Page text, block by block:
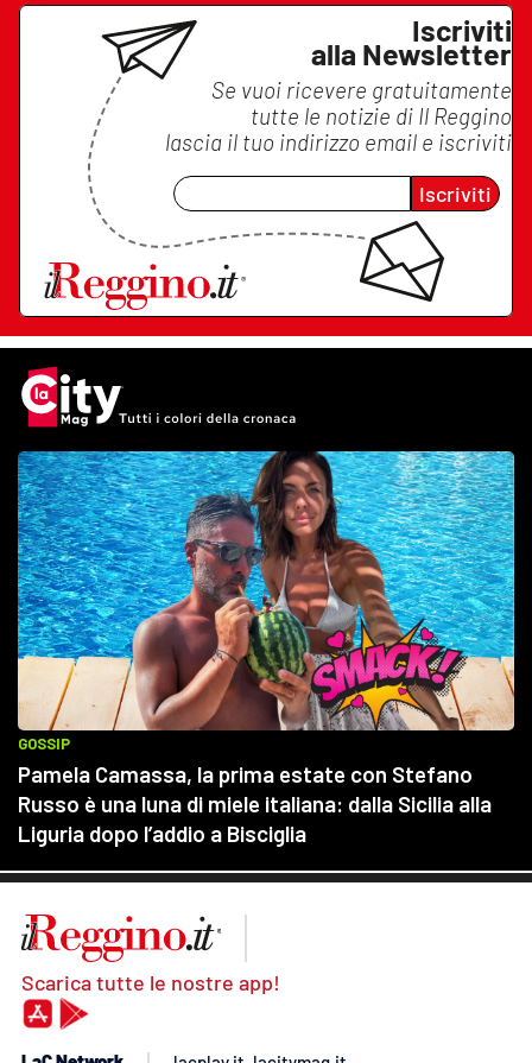
Iscriviti
alla Newsletter
Se vuoi ricevere gratuitamente
tutte le notizie di Il Reggino
lascia il tuo indirizzo email e iscriviti
Iscriviti
Scarica tutte le nostre app!